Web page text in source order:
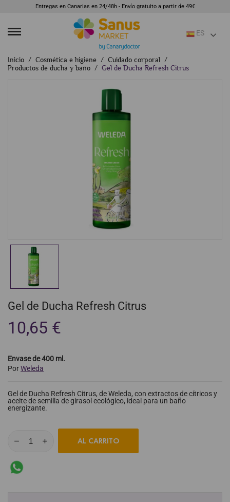
Entregas en Canarias en 24/48h - Envío gratuito a partir de 49€
ES
Inicio Cosmética e higiene
Cuidado corporal
Productos de ducha y baño
Gel de Ducha Refresh Citrus
Gel de Ducha Refresh Citrus
10,65 €
Envase de 400 ml.
PorWeleda
Gel de Ducha Refresh Citrus, de Weleda, con extractos de cítricos y
aceite de semilla de girasol ecológico, ideal para un baño
energizante.
AL CARRITO